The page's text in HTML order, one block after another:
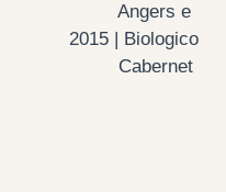
Angers e
2015 | Biologico
Cabernet